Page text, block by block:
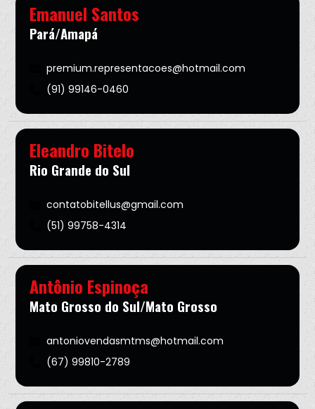
Emanuel Santos
Pará/Amapá
premium.representacoes@hotmail.com
(91) 99146-0460
Eleandro Bitelo
Rio Grande do Sul
contatobitellus@gmail.com
(51) 99758-4314
Antônio Espinoça
Mato Grosso do Sul/Mato Grosso
antoniovendasmtms@hotmail.com
(67) 99810-2789